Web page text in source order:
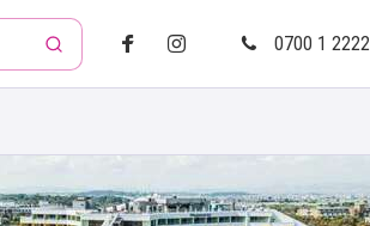
0700 1 2222